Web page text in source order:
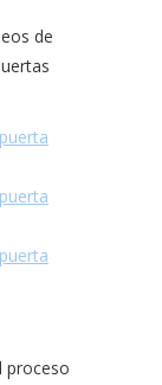
de
proceso